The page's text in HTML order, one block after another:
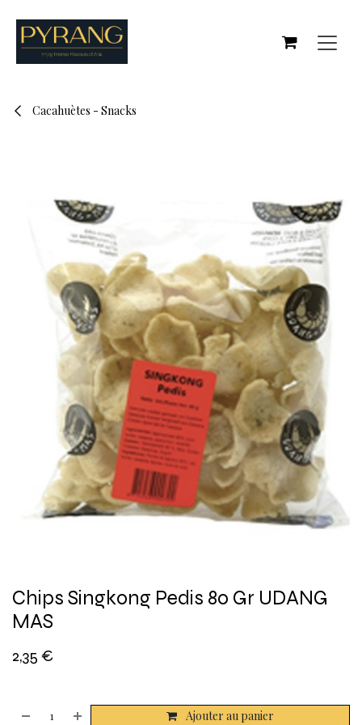
Cacahuètes - Snacks
Chips Singkong Pedis 80 Gr UDANG
MAS
2,35 €
Ajouter au panier